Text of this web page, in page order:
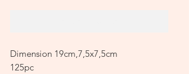
Dimension 19cm,7,5x7,5cm
125pc